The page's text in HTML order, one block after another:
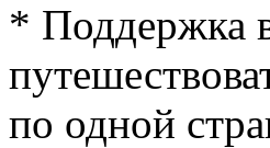
* Поддержка
по одной